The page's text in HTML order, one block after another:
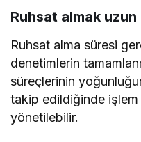
Ruhsat almak
Ruhsat alma süresi
denetimlerin
süreçlerinin
takip edildiğinde
yönetilebilir.